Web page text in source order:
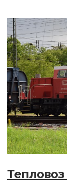
Тепловоз